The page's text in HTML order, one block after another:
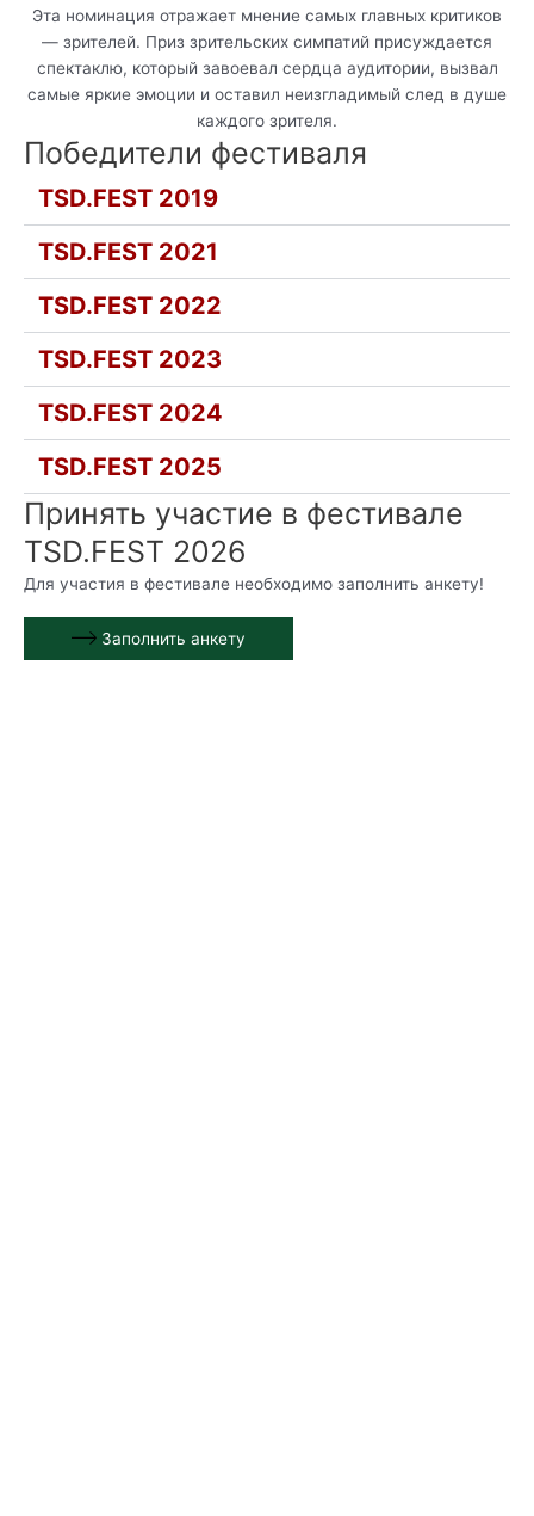
Эта номинация отражает мнение самых главных критиков
— зрителей. Приз зрительских симпатий присуждается
спектаклю, который завоевал сердца аудитории, вызвал
самые яркие эмоции и оставил неизгладимый след в душе
каждого зрителя.
Победители фестиваля
TSD.FEST 2019
TSD.FEST 2021
TSD.FEST 2022
TSD.FEST 2023
TSD.FEST 2024
TSD.FEST 2025
Принять участие в фестивале
TSD.FEST 2026
Для участия в фестивале необходимо заполнить анкету!
Заполнить анкету